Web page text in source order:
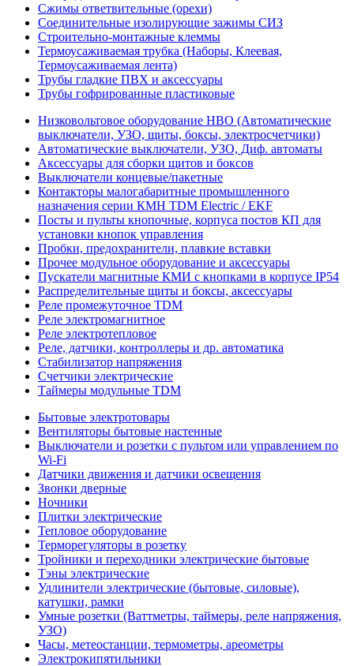
Сжимы ответвительные (орехи)
Соединительные изолирующие зажимы СИЗ
Строительно-монтажные клеммы
Термоусаживаемая трубка (Наборы, Клеевая,
Термоусаживаемая лента)
Трубы гладкие ПВХ и аксессуары
Трубы гофрированные пластиковые
Низковольтовое оборудование НВО (Автоматические
выключатели, УЗО, щиты, боксы, электросчетчики)
Автоматические выключатели, УЗО, Диф. автоматы
Аксессуары для сборки щитов и боксов
Выключатели концевые/пакетные
Контакторы малогабаритные промышленного
назначения серии КМН TDM Electric / EKF
Посты и пульты кнопочные, корпуса постов КП для
установки кнопок управления
Пробки, предохранители, плавкие вставки
Прочее модульное оборудование и аксессуары
Пускатели магнитные КМИ с кнопками в корпусе IP54
Распределительные щиты и боксы, аксессуары
Реле промежуточное TDM
Реле электромагнитное
Реле электротепловое
Реле, датчики, контроллеры и др. автоматика
Стабилизатор напряжения
Счетчики электрические
Таймеры модульные TDM
Бытовые электротовары
Вентиляторы бытовые настенные
Выключатели и розетки с пультом или управлением по
Wi-Fi
Датчики движения и датчики освещения
Звонки дверные
Ночники
Плитки электрические
Тепловое оборудование
Терморегуляторы в розетку
Тройники и переходники электрические бытовые
Тэны электрические
Удлинители электрические (бытовые, силовые),
катушки, рамки
Умные розетки (Ваттметры, таймеры, реле напряжения,
УЗО)
Часы, метеостанции, термометры, ареометры
Электрокипятильники